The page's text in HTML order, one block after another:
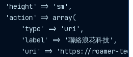
'height' => 'sm',
'action' => array(
'type' => 'uri',
'label' => '聯絡浪花科技',
'uri' => 'https://roamer-